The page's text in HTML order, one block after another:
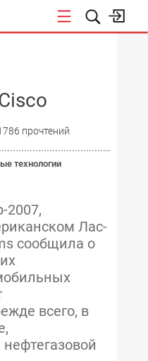
прочтений
технологии
2007,
Лас-
сообщила о
всего, в